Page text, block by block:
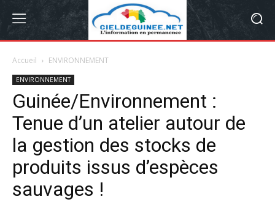
Accueil ENVIRONNEMENT
ENVIRONNEMENT
Guinée/Environnement :
Tenue d’un atelier autour de
la gestion des stocks de
produits issus d’espèces
sauvages !